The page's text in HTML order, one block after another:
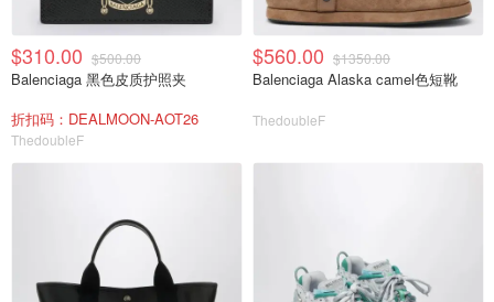
$310.00 $500.00
Balenciaga 黑色皮质护照夹
折扣码：DEALMOON-AOT26
ThedoubleF
$560.00 $1350.00
Balenciaga Alaska camel色短靴
ThedoubleF